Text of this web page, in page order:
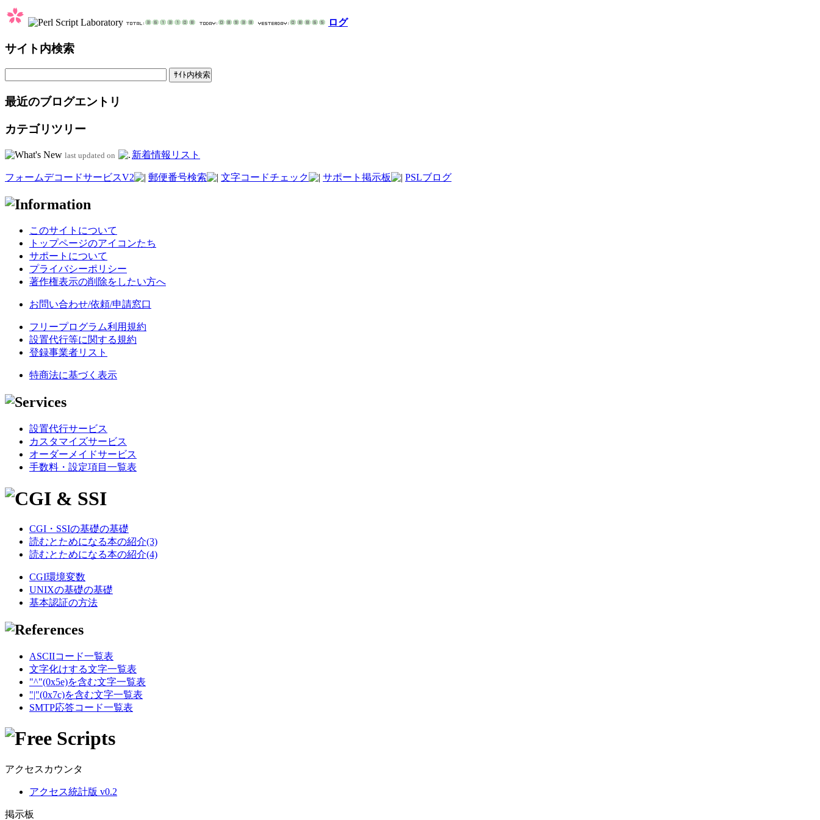
ログ
サイト内検索
最近のブログエントリ
カテゴリツリー
last updated on 新着情報リスト
フォームデコードサービスV2 郵便番号検索 文字コードチェック サポート掲示板 PSLブログ
このサイトについて
トップページのアイコンたち
サポートについて
プライバシーポリシー
著作権表示の削除をしたい方へ
お問い合わせ/依頼/申請窓口
フリープログラム利用規約
設置代行等に関する規約
登録事業者リスト
特商法に基づく表示
設置代行サービス
カスタマイズサービス
オーダーメイドサービス
手数料・設定項目一覧表
CGI・SSIの基礎の基礎
読むとためになる本の紹介(3)
読むとためになる本の紹介(4)
CGI環境変数
UNIXの基礎の基礎
基本認証の方法
ASCIIコード一覧表
文字化けする文字一覧表
"^"(0x5e)を含む文字一覧表
"|"(0x7c)を含む文字一覧表
SMTP応答コード一覧表
アクセスカウンタ
アクセス統計版 v0.2
掲示板